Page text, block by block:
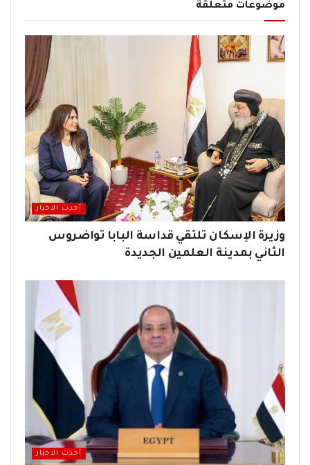
موضوعات متعلقة
أحدث الاخبار
وزيرة الإسكان تلتقي قداسة البابا تواضروس
الثاني بمدينة العلمين الجديدة
أحدث الاخبار